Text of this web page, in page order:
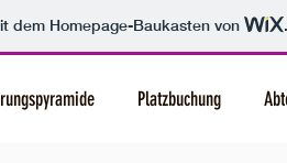
dem Homepage-Baukasten von
Platzbuchung